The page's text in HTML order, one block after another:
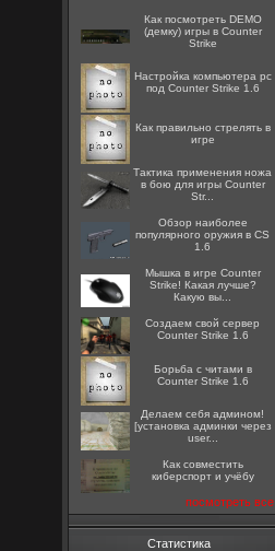
Как посмотреть DEMO
(демку) игры в Counter
Strike
Настройка компьютера pc
под Counter Strike 1.6
Как правильно стрелять в
игре
Тактика применения ножа
в бою для игры Counter
Str...
Обзор наиболее
популярного оружия в CS
1.6
Мышка в игре Counter
Strike! Какая лучше?
Какую вы...
Создаем свой сервер
Counter Strike 1.6
Борьба с читами в
Counter Strike 1.6
Делаем себя админом!
[установка админки через
user...
Как совместить
киберспорт и учёбу
посмотреть все
Статистика